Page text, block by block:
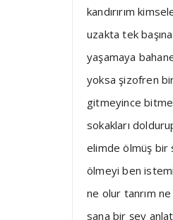
kandırırım
uzakta tek
yaşamaya
yoksa şizofren bir
gitmeyince
sokakları
elimde ölmüş bir
ölmeyi ben
ne olur tanrım
sana bir şey